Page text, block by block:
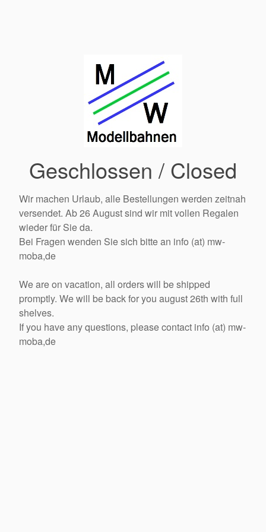
Geschlossen / Closed
Wir machen Urlaub, alle Bestellungen werden zeitnah
versendet. Ab 26 August sind wir mit vollen Regalen
wieder für Sie da.
Bei Fragen wenden Sie sich bitte an info (at) mw-
moba,de
We are on vacation, all orders will be shipped
promptly. We will be back for you august 26th with full
shelves.
If you have any questions, please contact info (at) mw-
moba,de